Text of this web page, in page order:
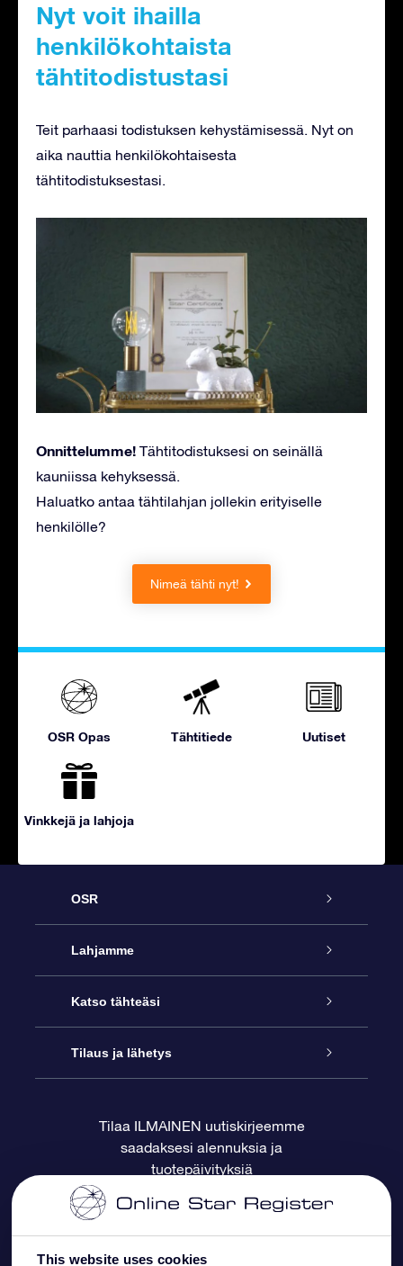
This website uses cookies
Nyt voit ihailla
henkilökohtaista
tähtitodistustasi
Teit parhaasi todistuksen kehystämisessä. Nyt on
aika nauttia henkilökohtaisesta
tähtitodistuksestasi.
Onnittelumme! Tähtitodistuksesi on seinällä
kauniissa kehyksessä.
Haluatko antaa tähtilahjan jollekin erityiselle
henkilölle?
Nimeä tähti nyt!
OSR Opas Tähtitiede Uutiset
Vinkkejä ja lahjoja
OSR
Palvelu
Ota meihin yhteyttä
Blogi
Arvostelut
Lahjamme
Online Star -lahja
OSR-lahjapakkaus
OSR-lahjakortti
Yrityslahjat
Katso tähteäsi
Star Register
Henkilökohtainen Tähtisivu
One Million Stars
OSR -tähden tallennus
Tilaus ja lähetys
Maksutiedot
Toimitustiedot
Palautuskäytäntö
Tilaa ILMAINEN uutiskirjeemme
saadaksesi alennuksia ja
tuotepäivityksiä